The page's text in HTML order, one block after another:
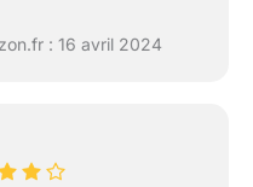
: 16 avril 2024